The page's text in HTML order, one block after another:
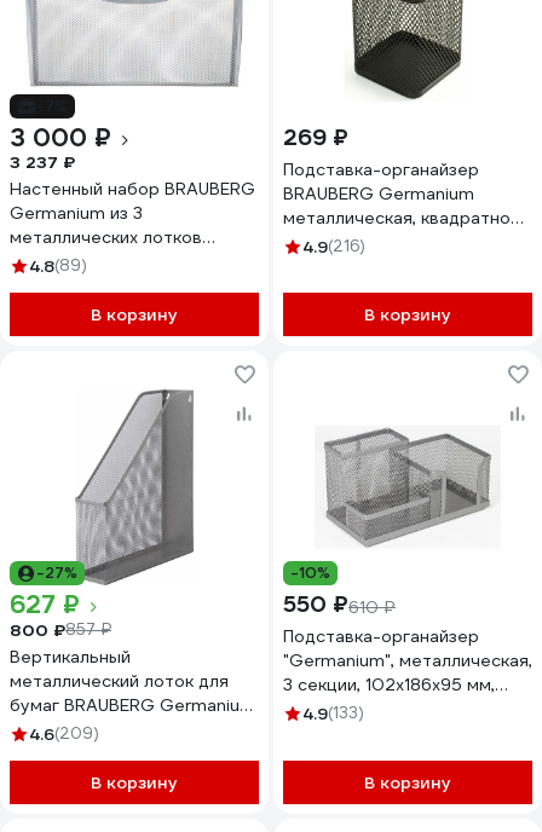
3 000 ₽
3 237 ₽
Настенный набор BRAUBERG
Germanium из 3
металлических лотков
формата А4, серебристый
4.8(89)
В корзину
269 ₽
Подставка-органайзер
BRAUBERG Germanium
металлическая, квадратное
основание, 98x80x80 мм,
4.9(216)
В корзину
-27%
627 ₽
800 ₽857 ₽
Вертикальный
металлический лоток для
бумаг BRAUBERG Germanium
250х72х315 мм, серебряный
4.6(209)
В корзину
-10%
550 ₽610 ₽
Подставка-органайзер
"Germanium", металлическая,
3 секции, 102х186х95 мм,
серебристая BRAUBERG
4.9(133)
В корзину